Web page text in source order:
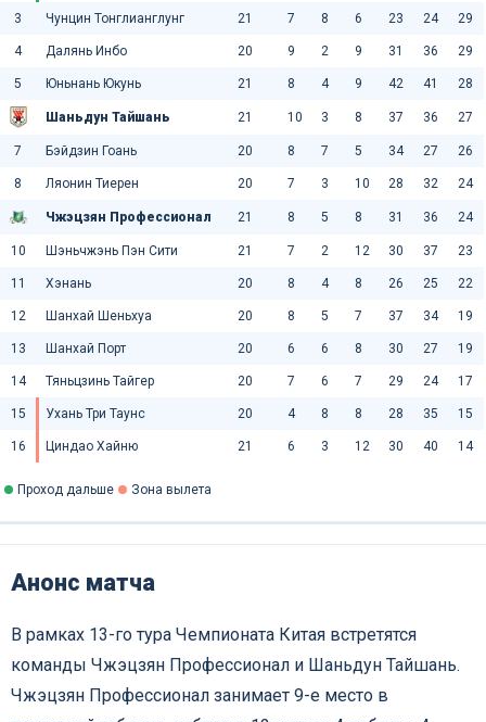
3 Чунцин Тонглианглунг 21 7 8 6 23 24 29
4 Далянь Инбо 20 9 2 9 31 36 29
5 Юньнань Юкунь 21 8 4 9 42 41 28
Шаньдун Тайшань 21 10 3 8 37 36 27
7 Бэйдзин Гоань 20 8 7 5 34 27 26
8 Ляонин Тиерен 20 7 3 10 28 32 24
Чжэцзян Профессионал 21 8 5 8 31 36 24
10 Шэньчжэнь Пэн Сити 21 7 2 12 30 37 23
11 Хэнань 20 8 4 8 26 25 22
12 Шанхай Шеньхуа 20 8 5 7 37 34 19
13 Шанхай Порт 20 6 6 8 30 27 19
14 Тяньцзинь Тайгер 20 7 6 7 29 24 17
15 Ухань Три Таунс 20 4 8 8 28 35 15
16 Циндао Хайню 21 6 3 12 30 40 14
Проход дальше Зона вылета
Анонс матча
В рамках 13-го тура Чемпионата Китая встретятся
команды Чжэцзян Профессионал и Шаньдун Тайшань.
Чжэцзян Профессионал занимает 9-е место в